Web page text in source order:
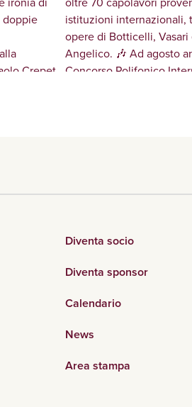
Diventa socio
Diventa sponsor
Calendario
News
Area stampa